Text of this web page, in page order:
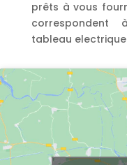
prêts à vous
correspondent
tableau